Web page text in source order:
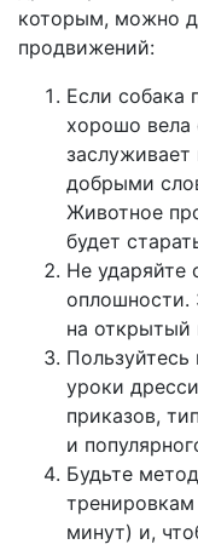
которым, можно
продвижений:
Если собака
хорошо вела
добрыми
Животное
будет
Не ударяйте
оплошности.
на открытый
уроки
приказов,
и
Будьте
минут) и,